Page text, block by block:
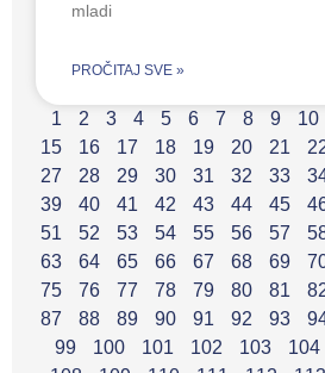
mladi
PROČITAJ SVE »
1 2 3 4 5 6 7 8 9 10
15
16 17 18 19 20 21
27
28 29 30 31 32 33
39
40 41 42 43 44 45
51
52 53 54 55 56 57
63
64 65 66 67 68 69
75
76 77 78 79 80 81
87
88 89 90 91 92 93
99
100 101 102 103 104